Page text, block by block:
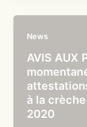
News
AVIS AUX
à la
2020